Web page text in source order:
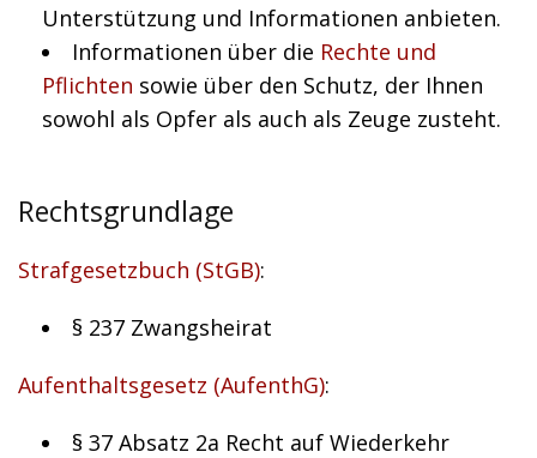
Unterstützung und Informationen anbieten.
Informationen über die Rechte und
Pflichten sowie über den Schutz, der Ihnen
sowohl als Opfer als auch als Zeuge zusteht.
Rechtsgrundlage
Strafgesetzbuch (StGB):
§ 237 Zwangsheirat
Aufenthaltsgesetz (AufenthG):
§ 37 Absatz 2a Recht auf Wiederkehr